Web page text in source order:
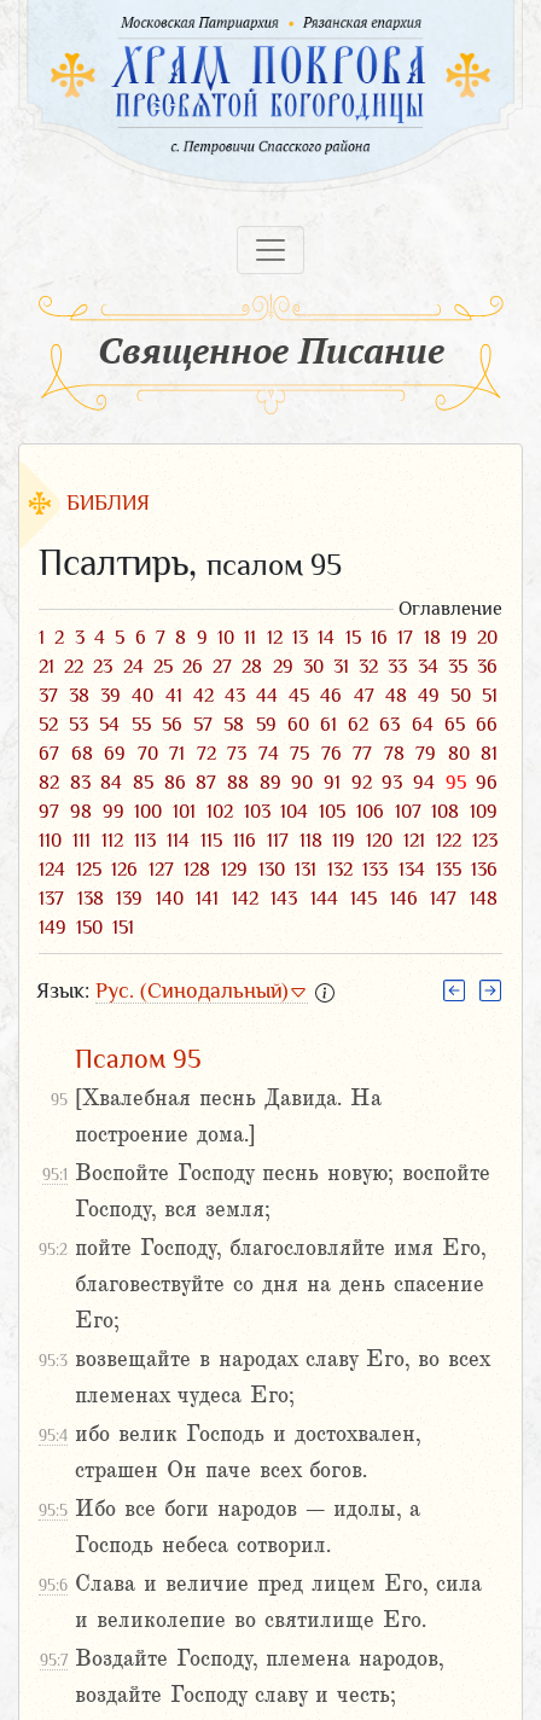
Священное Писание
БИБЛИЯ
Псалтирь, псалом 95
Оглавление
1 2 3 4 5 6 7 8 9 10 11 12 13 14 15 16 17 18 19 20
21 22 23 24 25 26 27 28 29 30 31 32 33 34 35 36
37 38 39 40 41 42 43 44 45 46 47 48 49 50 51
52 53 54 55 56 57 58 59 60 61 62 63 64 65 66
67 68 69 70 71 72 73 74 75 76 77 78 79 80 81
82 83 84 85 86 87 88 89 90 91 92 93 94 95 96
97 98 99 100 101 102 103 104 105 106 107 108 109
110 111 112 113 114 115 116 117 118 119 120 121 122 123
124 125 126 127 128 129 130 131 132 133 134 135 136
137
138 139 140 141 142 143 144 145 146 147
148
149 150 151
Язык: Рус. (Синодальный)
Псалом 95
95
[Хвалебная песнь Давида. На
построение дома.]
95:1 Воспойте Господу песнь новую; воспойте
Господу, вся земля;
95:2 пойте Господу, благословляйте имя Его,
благовествуйте со дня на день спасение
Его;
95:3 возвещайте в народах славу Его, во всех
племенах чудеса Его;
95:4 ибо велик Господь и достохвален,
страшен Он паче всех богов.
95:5 Ибо все боги народов – идолы, а
Господь небеса сотворил.
95:6 Слава и величие пред лицем Его, сила
и великолепие во святилище Его.
95:7 Воздайте Господу, племена народов,
воздайте Господу славу и честь;